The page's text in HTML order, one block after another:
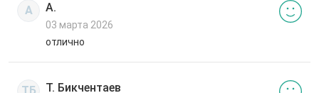
А А.
03 марта 2026
отлично
Т. Бикчентаев